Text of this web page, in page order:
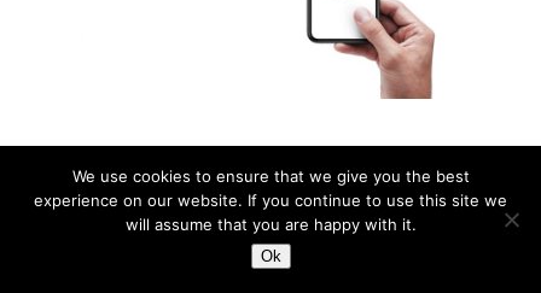
We use cookies to ensure that we give you the best
experience on our website. If you continue to use this site we
will assume that you are happy with it.
Ok